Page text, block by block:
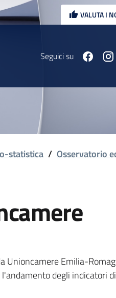
VALUTA I
Seguici su
statistica / Osservatorio
Unioncamere Emilia-
degli indicatori